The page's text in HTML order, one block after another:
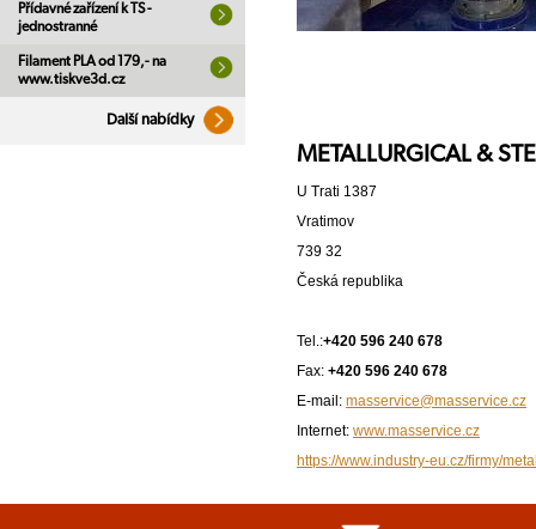
Přídavné zařízení k TS -
jednostranné
Filament PLA od 179,- na
www.tiskve3d.cz
Další nabídky
METALLURGICAL &
U Trati 1387
Vratimov
739 32
Česká republika
Tel.:+420 596 240 678
Fax: +420 596 240 678
E-mail: masservice@masservice.cz
Internet: www.masservice.cz
https://www.industry-eu.cz/firmy/